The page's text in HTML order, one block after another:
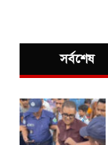
সর্বশেষ